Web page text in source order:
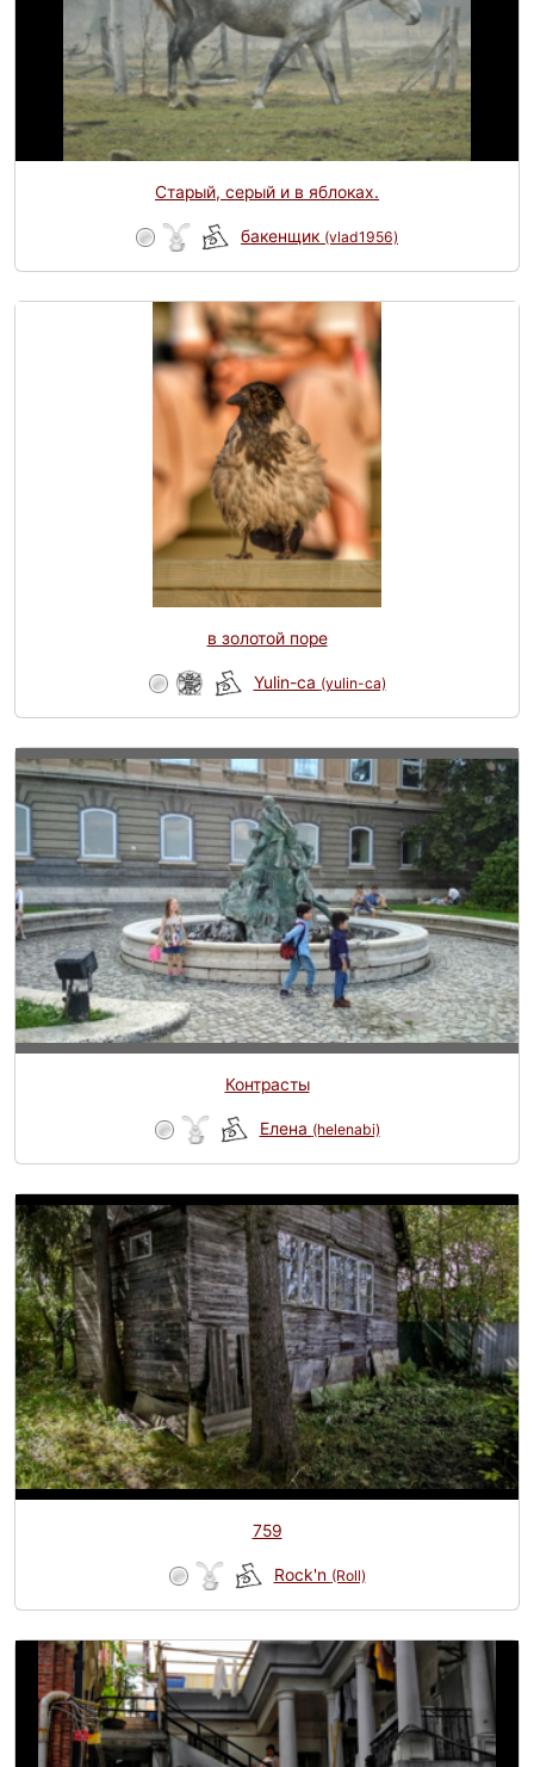
Старый, серый и в яблоках.
бакенщик (vlad1956)
в золотой поре
Yulin-ca (yulin-ca)
Контрасты
Елена (helenabi)
759
Rock'n (Roll)